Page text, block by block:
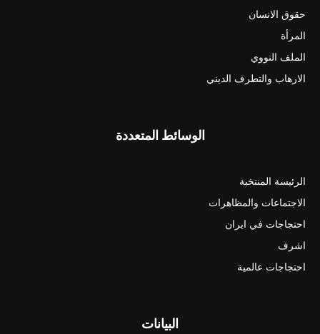
حقوق الانسان
المرأة
الملف النووي
الارهاب والتطرف الديني
الوسائط المتعددة
الرئيسة المنتخبة
الاجتماعات والمظاهرات
احتجاجات في ايران
اشرف
احتجاجات عالمية
البيانات